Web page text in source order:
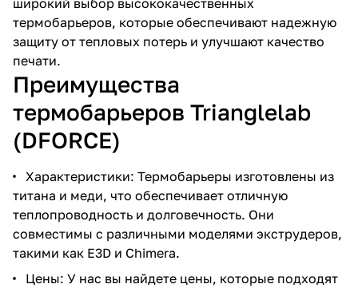
термобарьеров, которые обеспечивают надежную
защиту от тепловых потерь и улучшают качество
печати.
Преимущества
термобарьеров Trianglelab
(DFORCE)
Характеристики: Термобарьеры изготовлены из
титана и меди, что обеспечивает отличную
теплопроводность и долговечность. Они
совместимы с различными моделями экструдеров,
такими как E3D и Chimera.
Цены: У нас вы найдете цены, которые подходят